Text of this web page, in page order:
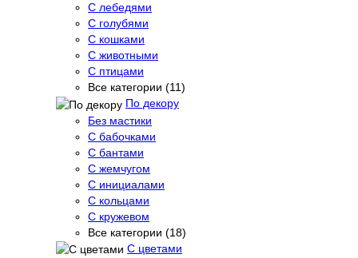
С лебедями
С голубями
С кошками
С животными
С птицами
Все категории (11)
По декору
Без мастики
С бабочками
С бантами
С жемчугом
С инициалами
С кольцами
С кружевом
Все категории (18)
С цветами